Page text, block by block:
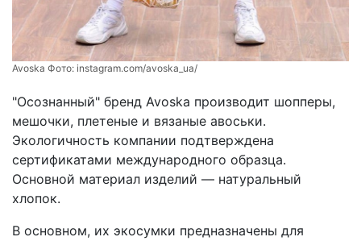
Avoska Фото: instagram.com/avoska_ua/
"Осознанный" бренд Avoska производит шопперы,
мешочки, плетеные и вязаные авоськи.
Экологичность компании подтверждена
сертификатами международного образца.
Основной материал изделий — натуральный
хлопок.
В основном, их экосумки предназначены для